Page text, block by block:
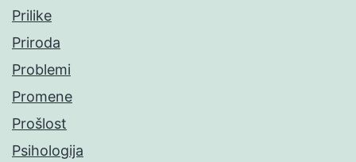
Prilike
Priroda
Problemi
Promene
Prošlost
Psihologija